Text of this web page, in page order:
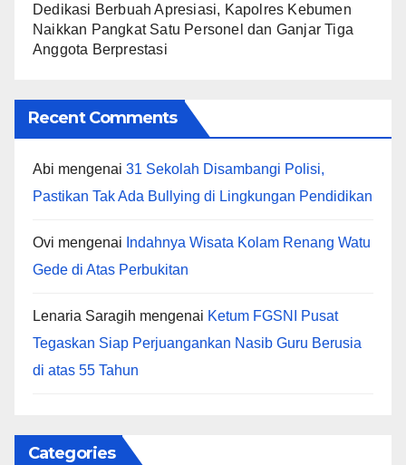
Dedikasi Berbuah Apresiasi, Kapolres Kebumen
Naikkan Pangkat Satu Personel dan Ganjar Tiga
Anggota Berprestasi
Recent Comments
Abi mengenai 31 Sekolah Disambangi Polisi,
Pastikan Tak Ada Bullying di Lingkungan Pendidikan
Ovi mengenai Indahnya Wisata Kolam Renang Watu
Gede di Atas Perbukitan
Lenaria Saragih mengenai Ketum FGSNI Pusat
Tegaskan Siap Perjuangankan Nasib Guru Berusia
di atas 55 Tahun
Categories